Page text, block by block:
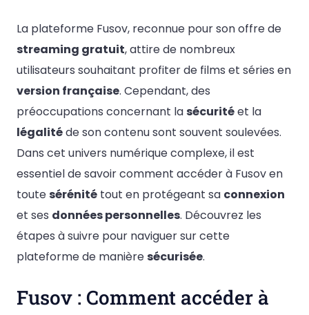
La plateforme Fusov, reconnue pour son offre de
streaming gratuit, attire de nombreux
utilisateurs souhaitant profiter de films et séries en
version française. Cependant, des
préoccupations concernant la sécuritéet la
légalitéde son contenu sont souvent soulevées.
Dans cet univers numérique complexe, il est
essentiel de savoir comment accéder à Fusov en
toute sérénité tout en protégeant sa connexion
et ses données personnelles. Découvrez les
étapes à suivre pour naviguer sur cette
plateforme de manière sécurisée.
Fusov : Comment accéder à